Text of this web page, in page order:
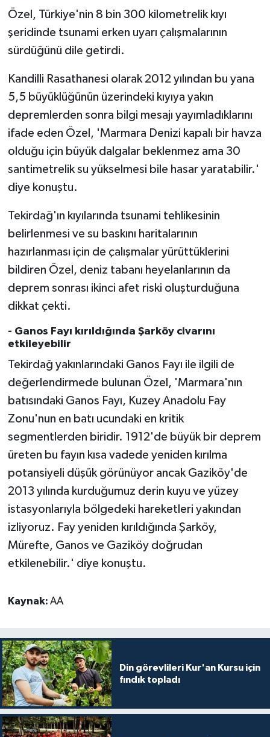
Özel, Türkiye'nin 8 bin 300 kilometrelik kıyı
şeridinde tsunami erken uyarı çalışmalarının
sürdüğünü dile getirdi.
Kandilli Rasathanesi olarak 2012 yılından bu yana
5,5 büyüklüğünün üzerindeki kıyıya yakın
depremlerden sonra bilgi mesajı yayımladıklarını
ifade eden Özel, 'Marmara Denizi kapalı bir havza
olduğu için büyük dalgalar beklenmez ama 30
santimetrelik su yükselmesi bile hasar yaratabilir.'
diye konuştu.
Tekirdağ'ın kıyılarında tsunami tehlikesinin
belirlenmesi ve su baskını haritalarının
hazırlanması için de çalışmalar yürüttüklerini
bildiren Özel, deniz tabanı heyelanlarının da
deprem sonrası ikinci afet riski oluşturduğuna
dikkat çekti.
- Ganos Fayı kırıldığında Şarköy civarını
etkileyebilir
Tekirdağ yakınlarındaki Ganos Fayı ile ilgili de
değerlendirmede bulunan Özel, 'Marmara'nın
batısındaki Ganos Fayı, Kuzey Anadolu Fay
Zonu'nun en batı ucundaki en kritik
segmentlerden biridir. 1912'de büyük bir deprem
üreten bu fayın kısa vadede yeniden kırılma
potansiyeli düşük görünüyor ancak Gaziköy'de
2013 yılında kurduğumuz derin kuyu ve yüzey
istasyonlarıyla bölgedeki hareketleri yakından
izliyoruz. Fay yeniden kırıldığında Şarköy,
Mürefte, Ganos ve Gaziköy doğrudan
etkilenebilir.' diye konuştu.
Kaynak: AA
Din görevlileri Kur'an Kursu için
fındık topladı
Niğde Müftülüğü
Ordu Müftülüğü
Osmaniye Müftülüğü
Rize Müftülüğü
Sakarya Müftülüğü
Samsun Müftülüğü
Sinop Müftülüğü
Sivas Müftülüğü
Şırnak Müftülüğü
Tekirdağ Müftülüğü
Trabzon Müftülüğü
Tunceli Müftülüğü
Van Müftülüğü
Yalova Müftülüğü
Zonguldak Müftülüğü